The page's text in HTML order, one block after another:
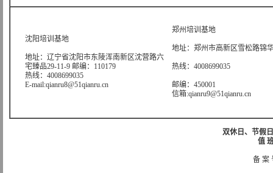
沈阳培训基地
地址：辽宁省沈阳市东陵浑南新区沈营路六
宅臻品29-11-9 邮编：110179
热线：4008699035
E-mail:qianru8@51qianru.cn
郑州培训基地
地址：郑州市高新区雪松路锦
热线：4008699035
邮编：450001
信箱:qianru9@51qianru.cn
双休日、节假
值
备 案